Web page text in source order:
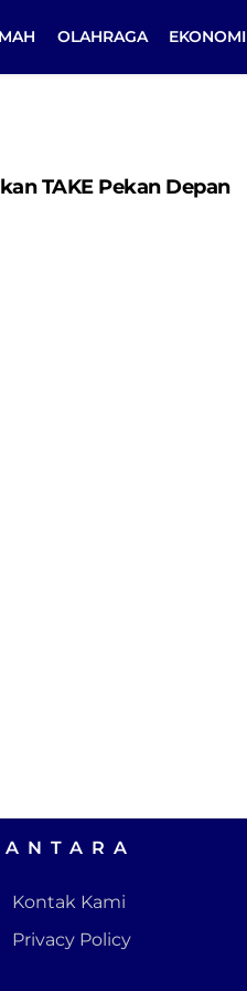
OLAHRAGA EKONOMI
TAKE Pekan Depan
Kontak Kami
Privacy Policy